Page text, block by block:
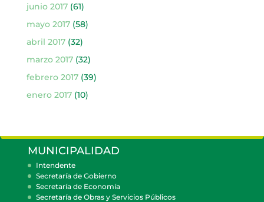
junio 2017(61)
mayo 2017(58)
abril 2017(32)
marzo 2017(32)
febrero 2017(39)
enero 2017(10)
MUNICIPALIDAD
Intendente
Secretaría de Gobierno
Secretaría de Economía
Secretaría de Obras y Servicios Públicos